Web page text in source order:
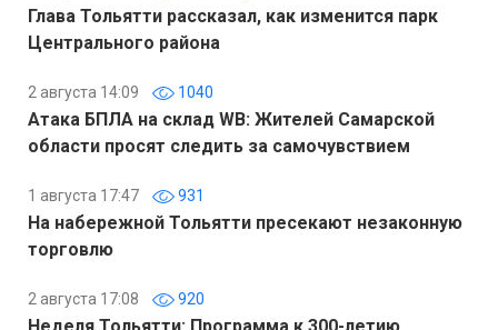
Глава Тольятти рассказал, как изменится парк
Центрального района
2 августа 14:09 1040
Атака БПЛА на склад WB: Жителей Самарской
области просят следить за самочувствием
1 августа 17:47 931
На набережной Тольятти пресекают незаконную
торговлю
2 августа 17:08 920